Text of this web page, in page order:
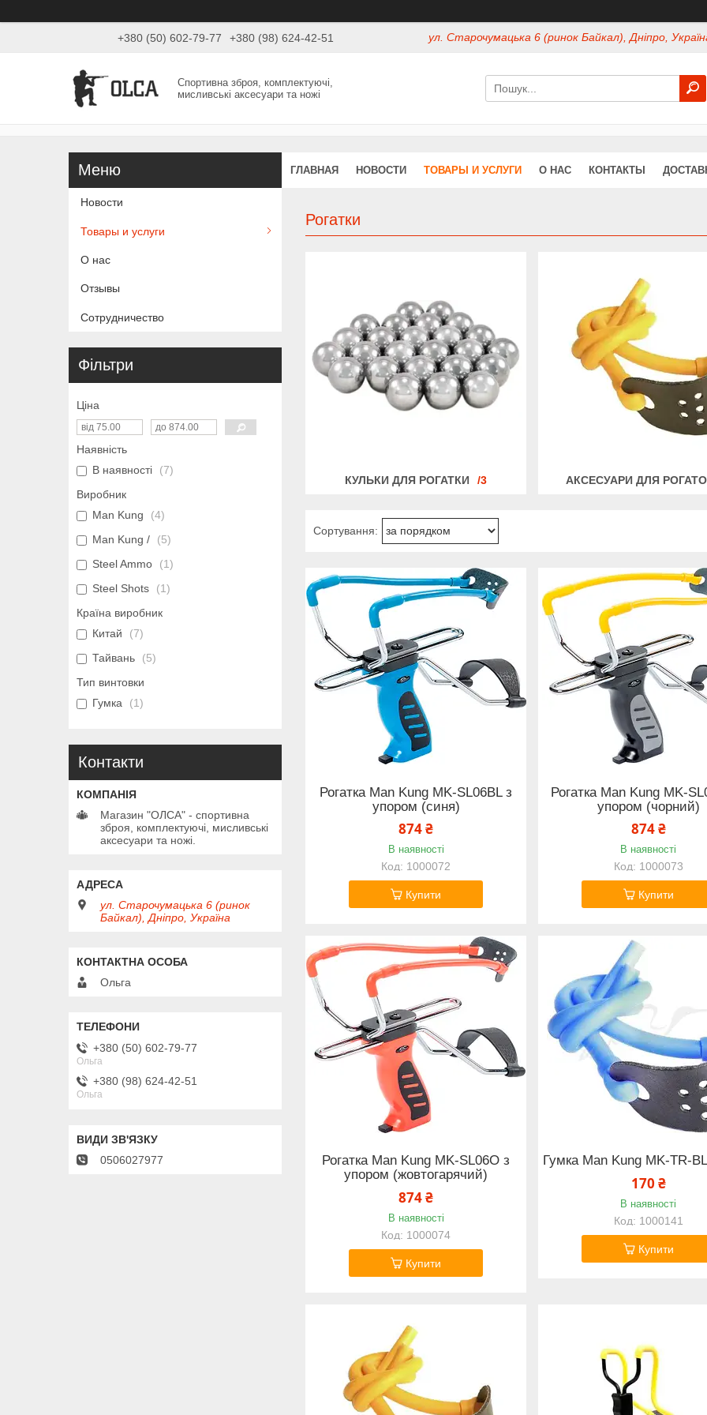
+380 (50) 602-79-77 +380 (98) 624-42-51 ул. Старочумацька 6 (ринок Байкал), Дніпро,
Спортивна зброя, комплектуючі,
мисливські аксесуари та ножі
ГЛАВНАЯ НОВОСТИ ТОВАРЫ И УСЛУГИ О НАС КОНТАКТЫ
Рогатки
КУЛЬКИ ДЛЯ РОГАТКИ 3 АКСЕСУАРИ ДЛЯ
Рогатка Man Kung MK-SL06BL з
упором (синя)
874 ₴
В наявності
1000072
Купити
Рогатка Man Kung MK-
упором (чорний)
874 ₴
В наявності
1000073
Купити
Рогатка Man Kung MK-SL06O з
упором (жовтогарячий)
874 ₴
В наявності
1000074
Купити
Гумка Man Kung MK-TR-
170 ₴
В наявності
1000141
Купити
Новости
Товары и услуги
О нас
Отзывы
Сотрудничество
Фільтри
Ціна
Наявність
В наявності
7
Виробник
Man Kung
4
Man Kung /
5
Steel Ammo
1
Steel Shots
1
Країна виробник
Китай
7
Тайвань
5
Тип винтовки
Гумка
1
Контакти
Магазин "ОЛСА" - спортивна
зброя, комплектуючі, мисливські
аксесуари та ножі.
ул. Старочумацька 6 (ринок
Байкал), Дніпро, Україна
Ольга
+380 (50) 602-79-77
Ольга
+380 (98) 624-42-51
Ольга
0506027977